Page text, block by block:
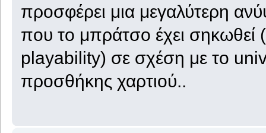
προσφέρει μια μεγαλύτερη
που το μπράτσο έχει σηκωθεί
playability) σε σχέση με το
προσθήκης χαρτιού..